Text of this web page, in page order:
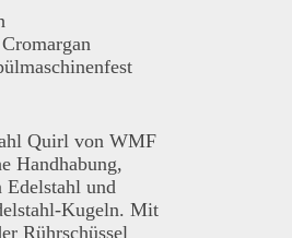
Quirl von WMF
Handhabung,
und
Kugeln. Mit
Rührschüssel